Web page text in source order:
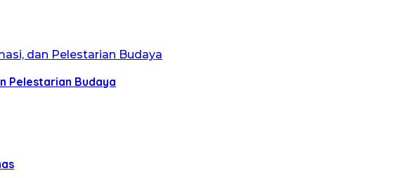
Pelestarian Budaya